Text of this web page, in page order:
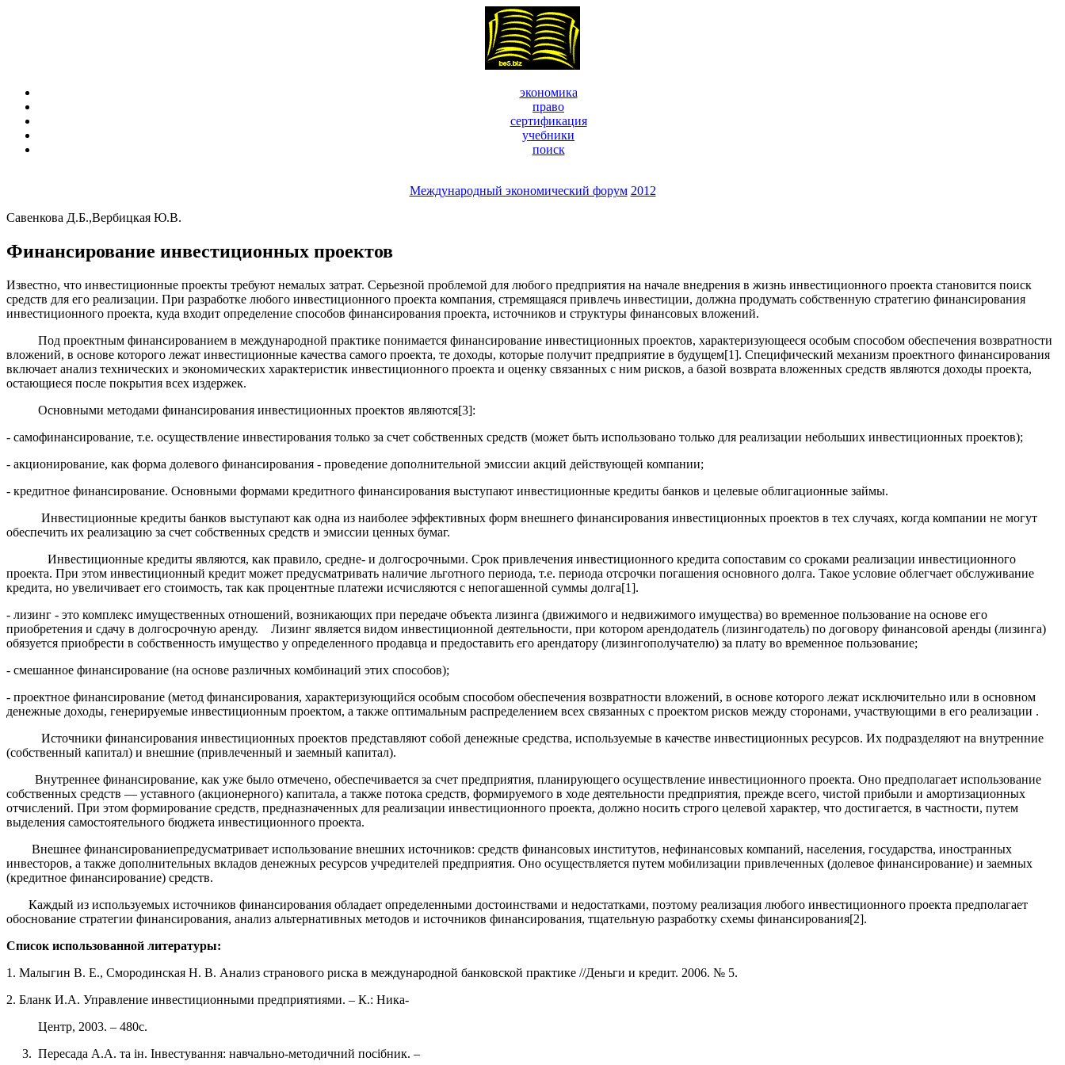
экономика
право
сертификация
учебники
поиск
Международный экономический форум 2012
Савенкова Д.Б.,Вербицкая Ю.В.
Финансирование инвестиционных проектов
Известно, что инвестиционные проекты требуют немалых затрат. Серьезной проблемой для любого предприятия на начале внедрения в жизнь инвестиционного проекта становится поиск
средств для его реализации. При разработке любого инвестиционного проекта компания, стремящаяся привлечь инвестиции, должна продумать собственную стратегию финансирования
инвестиционного проекта, куда входит определение способов финансирования проекта, источников и структуры финансовых вложений.
Под проектным финансированием в международной практике понимается финансирование инвестиционных проектов, характеризующееся особым способом обеспечения возвратности
вложений, в основе которого лежат инвестиционные качества самого проекта, те доходы, которые получит предприятие в будущем[1]. Специфический механизм проектного финансирования
включает анализ технических и экономических характеристик инвестиционного проекта и оценку связанных с ним рисков, а базой возврата вложенных средств являются доходы проекта,
остающиеся после покрытия всех издержек.
Основными методами финансирования инвестиционных проектов являются[3]:
- самофинансирование, т.е. осуществление инвестирования только за счет собственных средств (может быть использовано только для реализации небольших инвестиционных проектов);
- акционирование, как форма долевого финансирования - проведение дополнительной эмиссии акций действующей компании;
- кредитное финансирование. Основными формами кредитного финансирования выступают инвестиционные кредиты банков и целевые облигационные займы.
Инвестиционные кредиты банков выступают как одна из наиболее эффективных форм внешнего финансирования инвестиционных проектов в тех случаях, когда компании не могут
обеспечить их реализацию за счет собственных средств и эмиссии ценных бумаг.
Инвестиционные кредиты являются, как правило, средне- и долгосрочными. Срок привлечения инвестиционного кредита сопоставим со сроками реализации инвестиционного
проекта. При этом инвестиционный кредит может предусматривать наличие льготного периода, т.е. периода отсрочки погашения основного долга. Такое условие облегчает обслуживание
кредита, но увеличивает его стоимость, так как процентные платежи исчисляются с непогашенной суммы долга[1].
- лизинг - это комплекс имущественных отношений, возникающих при передаче объекта лизинга (движимого и недвижимого имущества) во временное пользование на основе его
приобретения и сдачу в долгосрочную аренду. Лизинг является видом инвестиционной деятельности, при котором арендодатель (лизингодатель) по договору финансовой аренды (лизинга)
обязуется приобрести в собственность имущество у определенного продавца и предоставить его арендатору (лизингополучателю) за плату во временное пользование;
- смешанное финансирование (на основе различных комбинаций этих способов);
- проектное финансирование (метод финансирования, характеризующийся особым способом обеспечения возвратности вложений, в основе которого лежат исключительно или в основном
денежные доходы, генерируемые инвестиционным проектом, а также оптимальным распределением всех связанных с проектом рисков между сторонами, участвующими в его реализации .
Источники финансирования инвестиционных проектов представляют собой денежные средства, используемые в качестве инвестиционных ресурсов. Их подразделяют на внутренние
(собственный капитал) и внешние (привлеченный и заемный капитал).
Внутреннее финансирование, как уже было отмечено, обеспечивается за счет предприятия, планирующего осуществление инвестиционного проекта. Оно предполагает использование
собственных средств — уставного (акционерного) капитала, а также потока средств, формируемого в ходе деятельности предприятия, прежде всего, чистой прибыли и амортизационных
отчислений. При этом формирование средств, предназначенных для реализации инвестиционного проекта, должно носить строго целевой характер, что достигается, в частности, путем
выделения самостоятельного бюджета инвестиционного проекта.
Внешнее финансированиепредусматривает использование внешних источников: средств финансовых институтов, нефинансовых компаний, населения, государства, иностранных
инвесторов, а также дополнительных вкладов денежных ресурсов учредителей предприятия. Оно осуществляется путем мобилизации привлеченных (долевое финансирование) и заемных
(кредитное финансирование) средств.
Каждый из используемых источников финансирования обладает определенными достоинствами и недостатками, поэтому реализация любого инвестиционного проекта предполагает
обоснование стратегии финансирования, анализ альтернативных методов и источников финансирования, тщательную разработку схемы финансирования[2].
Список использованной литературы:
1. Малыгин В. Е., Смородинская Н. В. Анализ странового риска в международной банковской практике //Деньги и кредит. 2006. № 5.
2. Бланк И.А. Управление инвестиционными предприятиями. – К.: Ника-
Центр, 2003. – 480с.
3. Пересада А.А. та ін. Інвестування: навчально-методичний посібник. –